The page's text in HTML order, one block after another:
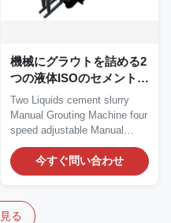
機械にグラウトを詰める2
つの液体ISOのセメントの
グラウト ポンプ スラリー
の手動圧力
Two Liquids cement slurry
Manual Grouting Machine four
speed adjustable Manual
Grouting Machine...
今すぐ問い合わせ
る